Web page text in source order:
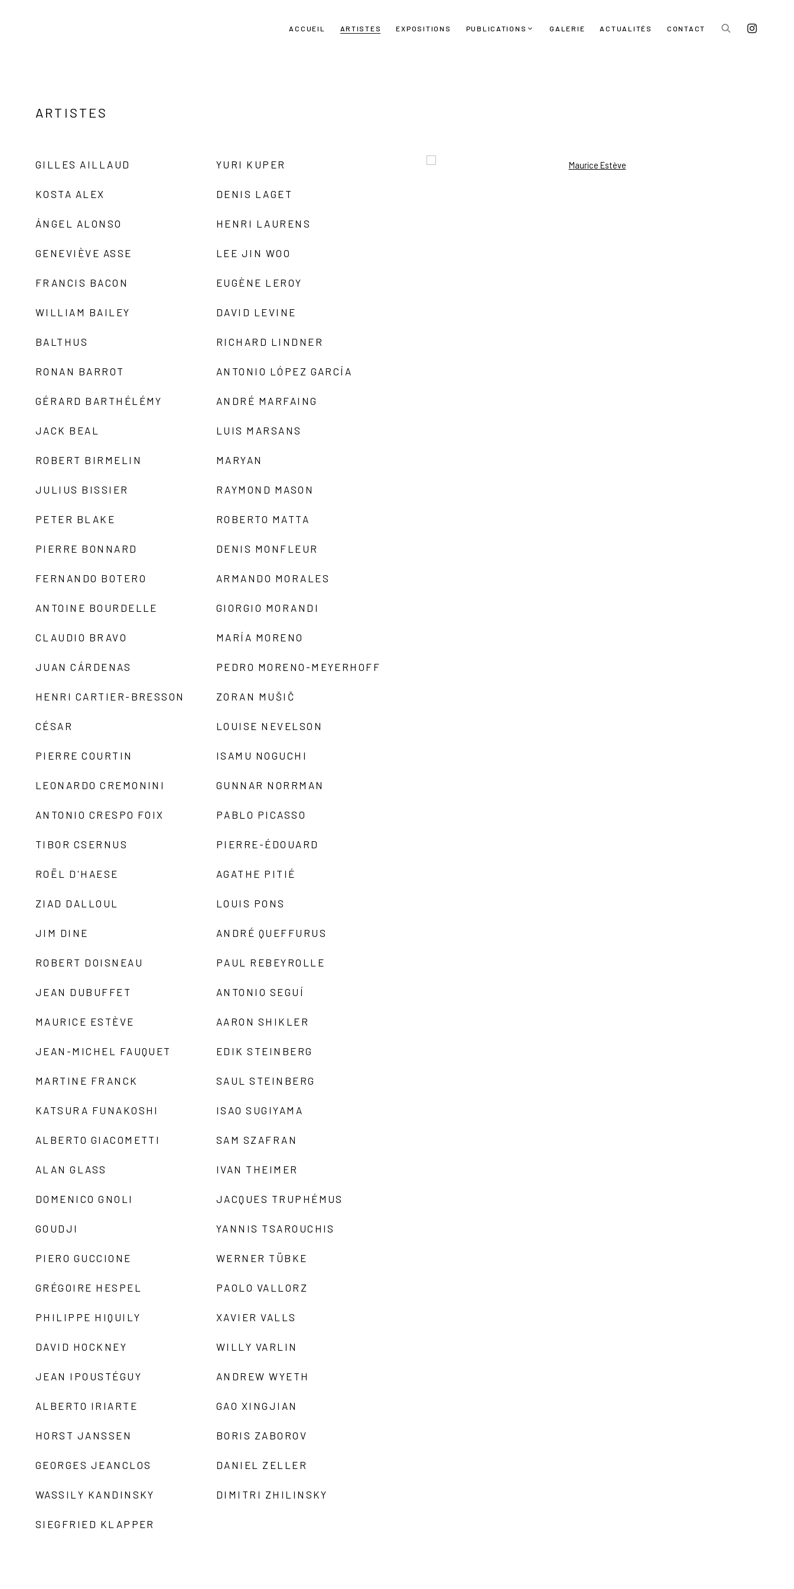
ACCUEIL ARTISTES EXPOSITIONS PUBLICATIONS GALERIE ACTUALITÉS CONTACT
ARTISTES
GILLES AILLAUD
KOSTA ALEX
ÁNGEL ALONSO
GENEVIÈVE ASSE
FRANCIS BACON
WILLIAM BAILEY
BALTHUS
RONAN BARROT
GÉRARD BARTHÉLÉMY
JACK BEAL
ROBERT BIRMELIN
JULIUS BISSIER
PETER BLAKE
PIERRE BONNARD
FERNANDO BOTERO
ANTOINE BOURDELLE
CLAUDIO BRAVO
JUAN CÁRDENAS
HENRI CARTIER-BRESSON
CÉSAR
PIERRE COURTIN
LEONARDO CREMONINI
ANTONIO CRESPO FOIX
TIBOR CSERNUS
ROËL D'HAESE
ZIAD DALLOUL
JIM DINE
ROBERT DOISNEAU
JEAN DUBUFFET
MAURICE ESTÈVE
JEAN-MICHEL FAUQUET
MARTINE FRANCK
KATSURA FUNAKOSHI
ALBERTO GIACOMETTI
ALAN GLASS
DOMENICO GNOLI
GOUDJI
PIERO GUCCIONE
GRÉGOIRE HESPEL
PHILIPPE HIQUILY
DAVID HOCKNEY
JEAN IPOUSTÉGUY
ALBERTO IRIARTE
HORST JANSSEN
GEORGES JEANCLOS
WASSILY KANDINSKY
SIEGFRIED KLAPPER
YURI KUPER
DENIS LAGET
HENRI LAURENS
LEE JIN WOO
EUGÈNE LEROY
DAVID LEVINE
RICHARD LINDNER
ANTONIO LÓPEZ GARCÍA
ANDRÉ MARFAING
LUIS MARSANS
MARYAN
RAYMOND MASON
ROBERTO MATTA
DENIS MONFLEUR
ARMANDO MORALES
GIORGIO MORANDI
MARÍA MORENO
PEDRO MORENO-MEYERHOFF
ZORAN MUŠIČ
LOUISE NEVELSON
ISAMU NOGUCHI
GUNNAR NORRMAN
PABLO PICASSO
PIERRE-ÉDOUARD
AGATHE PITIÉ
LOUIS PONS
ANDRÉ QUEFFURUS
PAUL REBEYROLLE
ANTONIO SEGUÍ
AARON SHIKLER
EDIK STEINBERG
SAUL STEINBERG
ISAO SUGIYAMA
SAM SZAFRAN
IVAN THEIMER
JACQUES TRUPHÉMUS
YANNIS TSAROUCHIS
WERNER TÜBKE
PAOLO VALLORZ
XAVIER VALLS
WILLY VARLIN
ANDREW WYETH
GAO XINGJIAN
BORIS ZABOROV
DANIEL ZELLER
DIMITRI ZHILINSKY